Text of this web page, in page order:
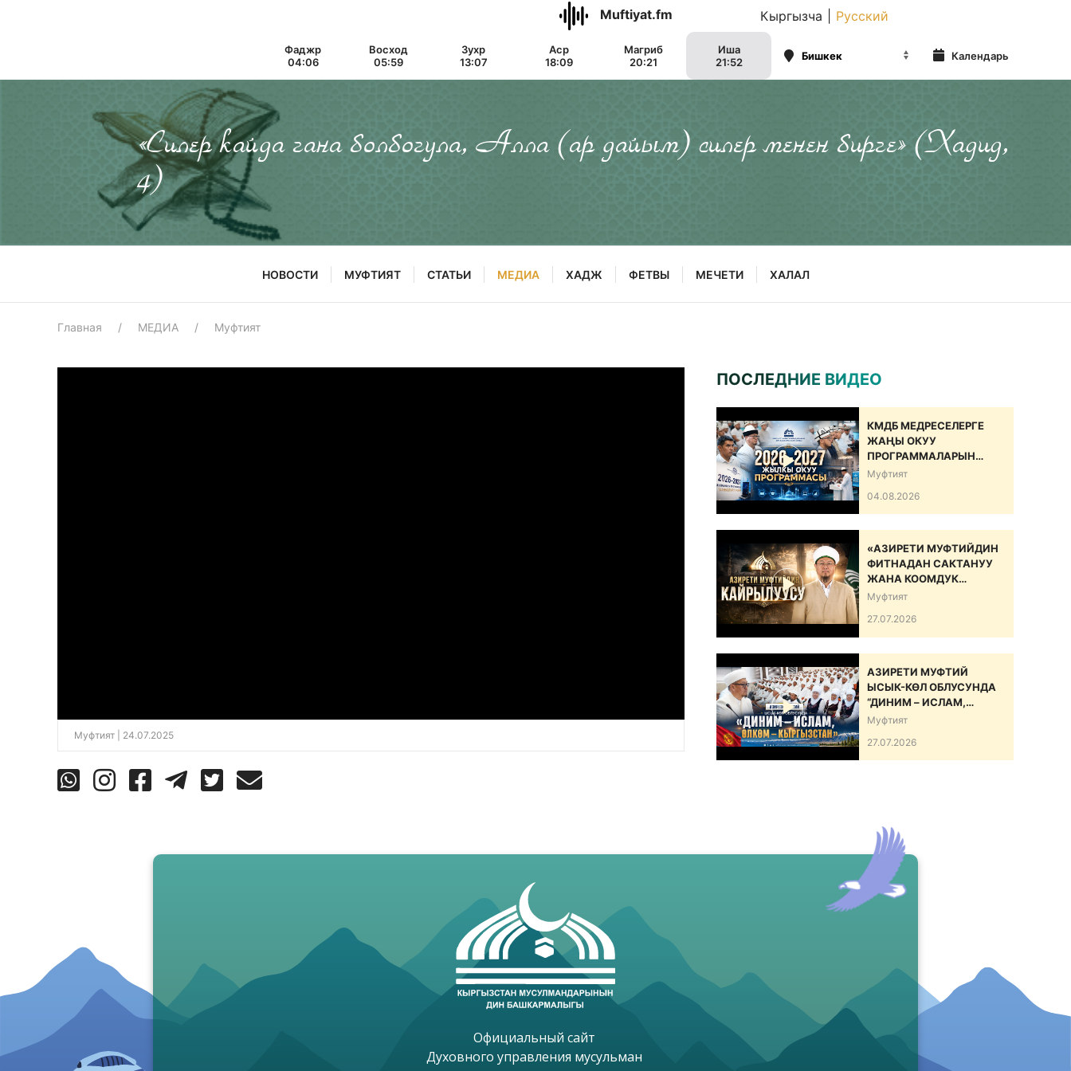
Muftiyat.fm Кыргызча Русский
Фаджр
04:06
Восход
05:59
Зухр
13:07
Аср
18:09
Магриб
20:21
Иша
21:52
Календарь
«Силер кайда гана болбогула, Алла (ар дайым) силер менен бирге» (Хадид,
4)
НОВОСТИ МУФТИЯТ СТАТЬИ МЕДИА ХАДЖ ФЕТВЫ МЕЧЕТИ ХАЛАЛ
Главная МЕДИА Муфтият
Муфтият | 24.07.2025
ПОСЛЕДНИЕ ВИДЕО
КМДБ МЕДРЕСЕЛЕРГЕ
ЖАҢЫ ОКУУ
ПРОГРАММАЛАРЫН
САНАРИПТИК БИЛИМ
ДОЛБООРДУ ИШКЕ
КИРГИЗДИ
Муфтият
04.08.2026
«АЗИРЕТИ МУФТИЙДИН
ФИТНАДАН САКТАНУУ
ЖАНА КООМДУК
ЫНТЫМАКТЫ БЕКЕМДӨӨ
Муфтият
27.07.2026
АЗИРЕТИ МУФТИЙ
ЫСЫК-КӨЛ ОБЛУСУНДА
“ДИНИМ – ИСЛАМ,
ӨЛКӨМ – КЫРГЫЗСТАН”
ӨТКӨРДҮ
Муфтият
27.07.2026
Официальный сайт
Духовного управления мусульман